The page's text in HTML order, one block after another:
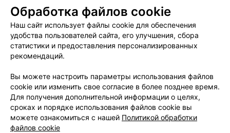
Пользовательское соглашение
Способы оплаты
Вакансии
Партнеры
Написать руководителю 103.by
Обработка персональных данных
Обработка файлов cookie
Наш сайт использует файлы cookie для обеспечения
удобства пользователей сайта, его улучшения, сбора
статистики и предоставления персонализированных
рекомендаций.
Вы можете настроить параметры использования файлов
cookie или изменить свое согласие в более позднее время.
Для получения дополнительной информации о целях,
сроках и порядке использования файлов cookie вы
можете ознакомиться с нашей Политикой обработки
файлов cookie